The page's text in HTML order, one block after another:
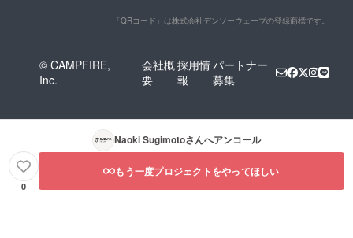
「QRコード」は株式会社デンソーウェーブの登録商標です。
© CAMPFIRE,
Inc.
会社概
要
採用情
報
パートナー
募集
Naoki Sugimotoさんへアンコール
0
もう一度プロジェクトをやってほしい